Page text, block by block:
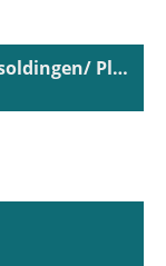
Jubilaren Gottesdienst Kirche Amsoldingen/ Platzkonzert Altersheim Turmhus Uetendorf